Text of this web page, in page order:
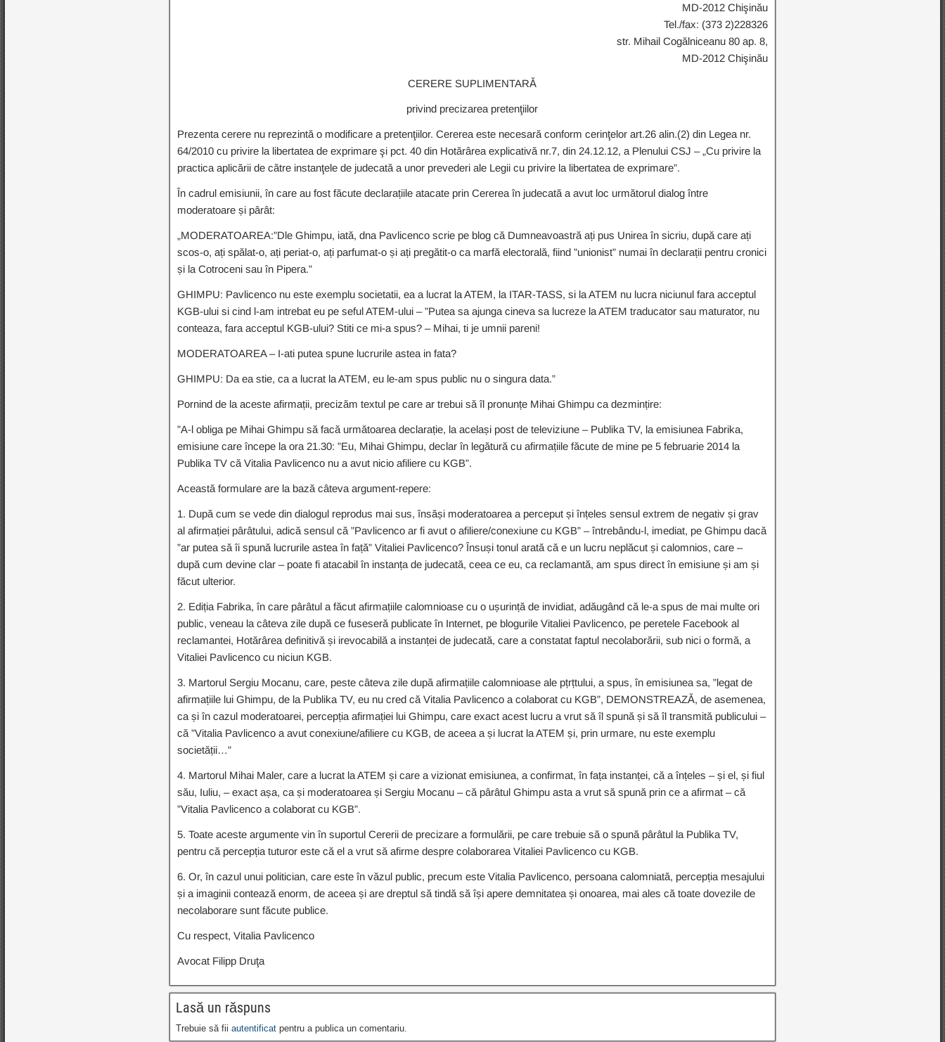
MD-2012 Chişinău
Tel./fax: (373 2)228326
str. Mihail Cogălniceanu 80 ap. 8,
MD-2012 Chişinău
CERERE SUPLIMENTARĂ
privind precizarea pretenţiilor
Prezenta cerere nu reprezintă o modificare a pretenţiilor. Cererea este necesară conform cerinţelor art.26 alin.(2) din Legea nr.
64/2010 cu privire la libertatea de exprimare şi pct. 40 din Hotărârea explicativă nr.7, din 24.12.12, a Plenului CSJ – „Cu privire la
practica aplicării de către instanţele de judecată a unor prevederi ale Legii cu privire la libertatea de exprimare”.
În cadrul emisiunii, în care au fost făcute declarațiile atacate prin Cererea în judecată a avut loc următorul dialog între
moderatoare și pârât:
„MODERATOAREA:”Dle Ghimpu, iată, dna Pavlicenco scrie pe blog că Dumneavoastră ați pus Unirea în sicriu, după care ați
scos-o, ați spălat-o, ați periat-o, ați parfumat-o și ați pregătit-o ca marfă electorală, fiind ”unionist” numai în declarații pentru cronici
și la Cotroceni sau în Pipera.”
GHIMPU: Pavlicenco nu este exemplu societatii, ea a lucrat la ATEM, la ITAR-TASS, si la ATEM nu lucra niciunul fara acceptul
KGB-ului si cind l-am intrebat eu pe seful ATEM-ului – ”Putea sa ajunga cineva sa lucreze la ATEM traducator sau maturator, nu
conteaza, fara acceptul KGB-ului? Stiti ce mi-a spus? – Mihai, ti je umnii pareni!
MODERATOAREA – I-ati putea spune lucrurile astea in fata?
GHIMPU: Da ea stie, ca a lucrat la ATEM, eu le-am spus public nu o singura data.”
Pornind de la aceste afirmații, precizăm textul pe care ar trebui să îl pronunțe Mihai Ghimpu ca dezmințire:
”A-l obliga pe Mihai Ghimpu să facă următoarea declarație, la același post de televiziune – Publika TV, la emisiunea Fabrika,
emisiune care începe la ora 21.30: ”Eu, Mihai Ghimpu, declar în legătură cu afirmațiile făcute de mine pe 5 februarie 2014 la
Publika TV că Vitalia Pavlicenco nu a avut nicio afiliere cu KGB”.
Această formulare are la bază câteva argument-repere:
1. După cum se vede din dialogul reprodus mai sus, însăși moderatoarea a perceput și înțeles sensul extrem de negativ și grav
al afirmației pârâtului, adică sensul că ”Pavlicenco ar fi avut o afiliere/conexiune cu KGB” – întrebându-l, imediat, pe Ghimpu dacă
”ar putea să îi spună lucrurile astea în față” Vitaliei Pavlicenco? Însuși tonul arată că e un lucru neplăcut și calomnios, care –
după cum devine clar – poate fi atacabil în instanța de judecată, ceea ce eu, ca reclamantă, am spus direct în emisiune și am și
făcut ulterior.
2. Ediția Fabrika, în care pârâtul a făcut afirmațiile calomnioase cu o ușurință de invidiat, adăugând că le-a spus de mai multe ori
public, veneau la câteva zile după ce fuseseră publicate în Internet, pe blogurile Vitaliei Pavlicenco, pe peretele Facebook al
reclamantei, Hotărârea definitivă și irevocabilă a instanței de judecată, care a constatat faptul necolaborării, sub nici o formă, a
Vitaliei Pavlicenco cu niciun KGB.
3. Martorul Sergiu Mocanu, care, peste câteva zile după afirmațiile calomnioase ale pțrțtului, a spus, în emisiunea sa, ”legat de
afirmațiile lui Ghimpu, de la Publika TV, eu nu cred că Vitalia Pavlicenco a colaborat cu KGB”, DEMONSTREAZĂ, de asemenea,
ca și în cazul moderatoarei, percepția afirmației lui Ghimpu, care exact acest lucru a vrut să îl spună și să îl transmită publicului –
că ”Vitalia Pavlicenco a avut conexiune/afiliere cu KGB, de aceea a și lucrat la ATEM și, prin urmare, nu este exemplu
societății…”
4. Martorul Mihai Maler, care a lucrat la ATEM și care a vizionat emisiunea, a confirmat, în fața instanței, că a înțeles – și el, și fiul
său, Iuliu, – exact așa, ca și moderatoarea și Sergiu Mocanu – că pârâtul Ghimpu asta a vrut să spună prin ce a afirmat – că
”Vitalia Pavlicenco a colaborat cu KGB”.
5. Toate aceste argumente vin în suportul Cererii de precizare a formulării, pe care trebuie să o spună pârâtul la Publika TV,
pentru că percepția tuturor este că el a vrut să afirme despre colaborarea Vitaliei Pavlicenco cu KGB.
6. Or, în cazul unui politician, care este în văzul public, precum este Vitalia Pavlicenco, persoana calomniată, percepția mesajului
și a imaginii contează enorm, de aceea și are dreptul să tindă să își apere demnitatea și onoarea, mai ales că toate dovezile de
necolaborare sunt făcute publice.
Cu respect, Vitalia Pavlicenco
Avocat Filipp Druţa
Lasă un răspuns
Trebuie să fiiautentificat pentru a publica un comentariu.